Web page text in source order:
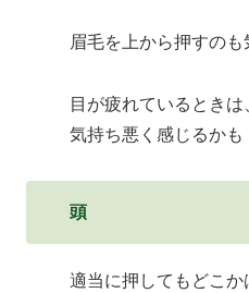
眉毛を上から押すのも
目が疲れているとき
気持ち悪く感じるかも
頭
適当に押してもどこ